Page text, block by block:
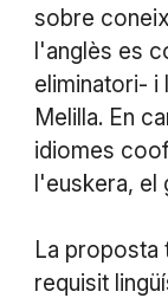
sobre
l'anglès es
eliminatori- i
Melilla. En
idiomes
l'euskera,
La proposta
requisit